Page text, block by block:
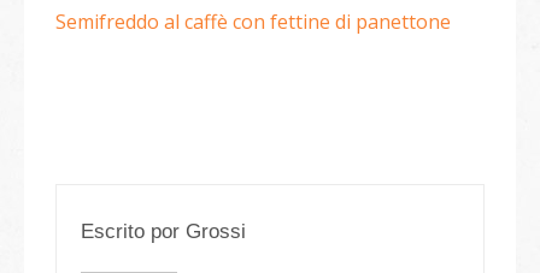
Semifreddo al caffè con fettine di panettone
Escrito por Grossi